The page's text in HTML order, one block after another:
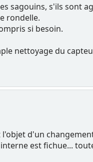
sagouins, s'ils sont
rondelle.
si besoin.
nettoyage du
d'un
est fichue...